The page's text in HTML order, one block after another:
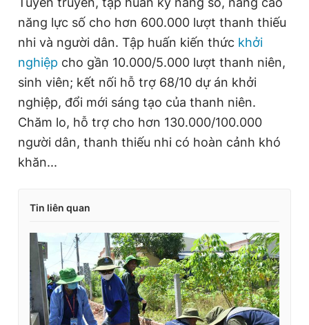
năng lực số cho hơn 600.000 lượt thanh thiếu
nhi và người dân. Tập huấn kiến thức khởi
nghiệp cho gần 10.000/5.000 lượt thanh niên,
sinh viên; kết nối hỗ trợ 68/10 dự án khởi
nghiệp, đổi mới sáng tạo của thanh niên.
Chăm lo, hỗ trợ cho hơn 130.000/100.000
người dân, thanh thiếu nhi có hoàn cảnh khó
khăn...
Tin liên quan